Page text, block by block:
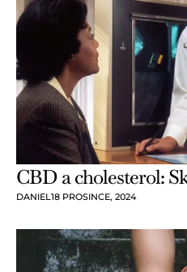
CBD a cholesterol:
DANIEL18 PROSINCE, 2024